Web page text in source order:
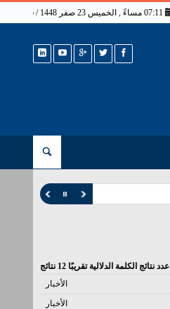
عدد نتائج الكلمة الدلالية تقريبًا 12 نتائج
الأخبار
الأخبار